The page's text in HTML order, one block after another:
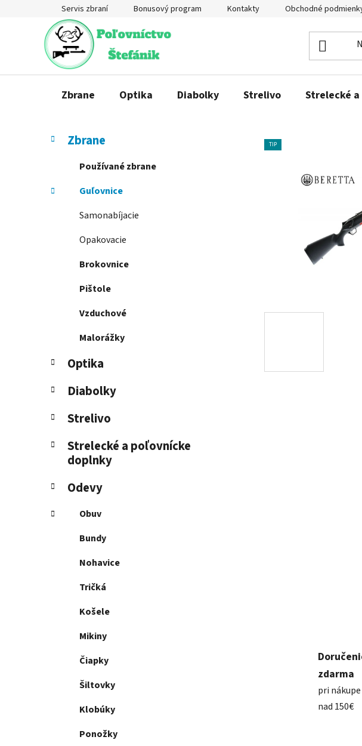
Servis zbraní Bonusový program Kontakty Obchodné
Zbrane Optika Diabolky Strelivo Strelecké
B
ý
Preskočiť
kategórie
K
a
g
ó
Zbrane
Používané zbrane
Guľovnice
Samonabíjacie
Opakovacie
Brokovnice
Pištole
Vzduchové
Malorážky
Optika
Diabolky
Strelivo
Strelecké a poľovnícke
doplnky
Odevy
Obuv
Bundy
Nohavice
Tričká
Košele
Mikiny
Čiapky
Šiltovky
Klobúky
Ponožky
TIP
zdarma
pri nákupe
nad 150€